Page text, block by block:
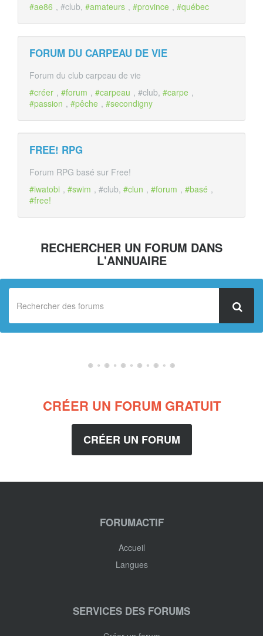
#ae86 , #club, #amateurs , #province , #québec
FORUM DU CARPEAU DE VIE
Forum du club carpeau de vie
#créer , #forum , #carpeau , #club, #carpe ,
#passion , #pêche , #secondigny
FREE! RPG
Forum RPG basé sur Free!
#iwatobi , #swim , #club, #clun , #forum , #basé ,
#free!
RECHERCHER UN FORUM DANS
L'ANNUAIRE
CRÉER UN FORUM GRATUIT
CRÉER UN FORUM
FORUMACTIF
Accueil
Langues
SERVICES DES FORUMS